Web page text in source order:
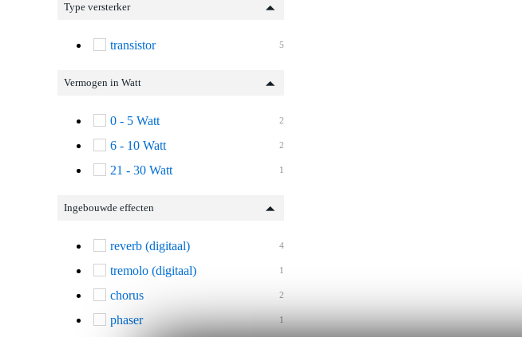
Type versterker
5
transistor
Vermogen in Watt
2
0 - 5 Watt
2
6 - 10 Watt
1
21 - 30 Watt
Ingebouwde effecten
4
reverb (digitaal)
1
tremolo (digitaal)
2
chorus
1
phaser